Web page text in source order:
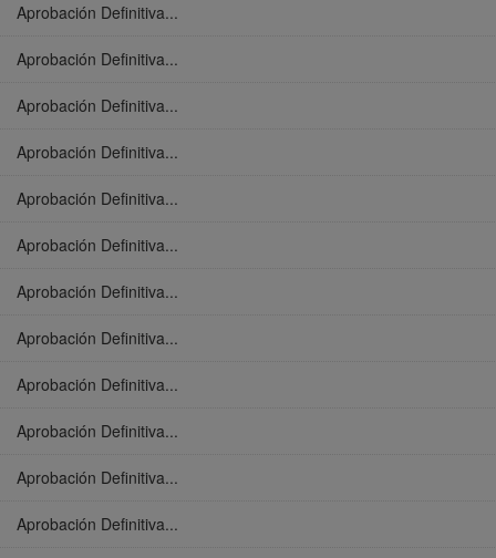
Aprobación Definitiva...
Aprobación Definitiva...
Aprobación Definitiva...
Aprobación Definitiva...
Aprobación Definitiva...
Aprobación Definitiva...
Aprobación Definitiva...
Aprobación Definitiva...
Aprobación Definitiva...
Aprobación Definitiva...
Aprobación Definitiva...
Aprobación Definitiva...